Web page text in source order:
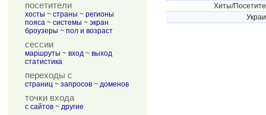
посетители
хосты ~ страны ~ регионы
пояса ~ системы ~ экран
броузеры ~ пол и возраст
сессии
маршруты ~ вход ~ выход
статистика
переходы с
страниц ~ запросов ~ доменов
точки входа
с сайтов ~ другие
Хиты/